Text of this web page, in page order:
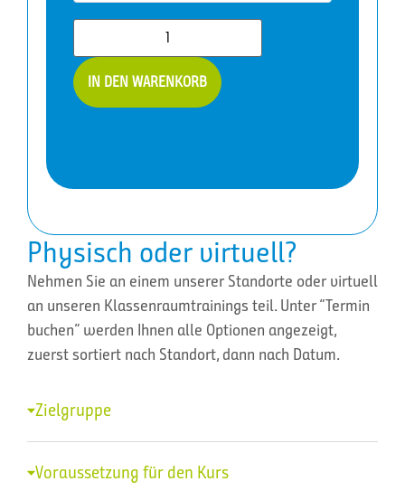
Physisch oder virtuell?
Nehmen Sie an einem unserer Standorte oder virtuell
an unseren Klassenraumtrainings teil. Unter “Termin
buchen” werden Ihnen alle Optionen angezeigt,
zuerst sortiert nach Standort, dann nach Datum.
Zielgruppe
Voraussetzung für den Kurs
5003:
using
Microsoft
Purview
Menge
IN DEN WARENKORB